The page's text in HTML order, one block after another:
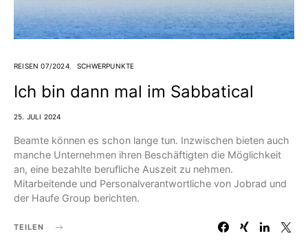
REISEN 07/2024 SCHWERPUNKTE
Ich bin dann mal im Sabbatical
25. JULI 2024
Beamte können es schon lange tun. Inzwischen bieten auch
manche Unternehmen ihren Beschäftigten die Möglichkeit
an, eine bezahlte berufliche Auszeit zu nehmen.
Mitarbeitende und Personalverantwortliche von Jobrad und
der Haufe Group berichten.
TEILEN